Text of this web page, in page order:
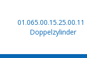
01.065.00.15.25.00.11
Doppelzylinder